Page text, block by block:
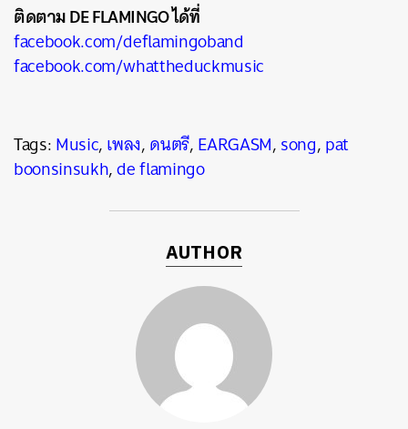
ติดตาม DE FLAMINGO ได้ที่
facebook.com/deflamingoband
facebook.com/whattheduckmusic
Tags:Music,เพลง,ดนตรี,EARGASM,song,pat
boonsinsukh,de flamingo
AUTHOR